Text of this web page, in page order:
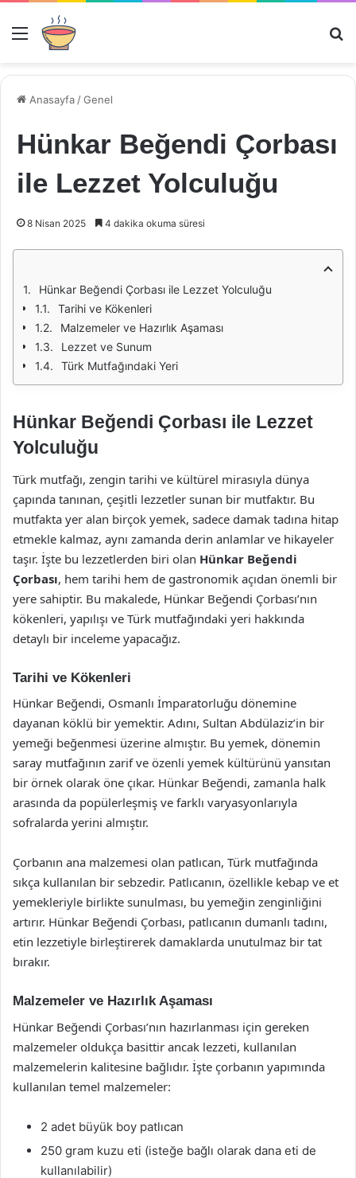
Menü
Anasayfa /Genel
Hünkar Beğendi Çorbası
ile Lezzet Yolculuğu
8 Nisan 2025 4 dakika okuma süresi
Hünkar Beğendi Çorbası ile Lezzet Yolculuğu
Tarihi ve Kökenleri
Malzemeler ve Hazırlık Aşaması
Lezzet ve Sunum
Türk Mutfağındaki Yeri
Hünkar Beğendi Çorbası ile Lezzet
Yolculuğu
Türk mutfağı, zengin tarihi ve kültürel mirasıyla dünya
çapında tanınan, çeşitli lezzetler sunan bir mutfaktır. Bu
mutfakta yer alan birçok yemek, sadece damak tadına hitap
etmekle kalmaz, aynı zamanda derin anlamlar ve hikayeler
taşır. İşte bu lezzetlerden biri olan Hünkar Beğendi
Çorbası, hem tarihi hem de gastronomik açıdan önemli bir
yere sahiptir. Bu makalede, Hünkar Beğendi Çorbası’nın
kökenleri, yapılışı ve Türk mutfağındaki yeri hakkında
detaylı bir inceleme yapacağız.
Tarihi ve Kökenleri
Hünkar Beğendi, Osmanlı İmparatorluğu dönemine
dayanan köklü bir yemektir. Adını, Sultan Abdülaziz’in bir
yemeği beğenmesi üzerine almıştır. Bu yemek, dönemin
saray mutfağının zarif ve özenli yemek kültürünü yansıtan
bir örnek olarak öne çıkar. Hünkar Beğendi, zamanla halk
arasında da popülerleşmiş ve farklı varyasyonlarıyla
sofralarda yerini almıştır.
Çorbanın ana malzemesi olan patlıcan, Türk mutfağında
sıkça kullanılan bir sebzedir. Patlıcanın, özellikle kebap ve et
yemekleriyle birlikte sunulması, bu yemeğin zenginliğini
artırır. Hünkar Beğendi Çorbası, patlıcanın dumanlı tadını,
etin lezzetiyle birleştirerek damaklarda unutulmaz bir tat
bırakır.
Malzemeler ve Hazırlık Aşaması
Hünkar Beğendi Çorbası’nın hazırlanması için gereken
malzemeler oldukça basittir ancak lezzeti, kullanılan
malzemelerin kalitesine bağlıdır. İşte çorbanın yapımında
kullanılan temel malzemeler:
2 adet büyük boy patlıcan
250 gram kuzu eti (isteğe bağlı olarak dana eti de
kullanılabilir)